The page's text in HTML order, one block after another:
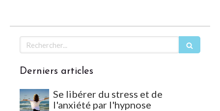
Rechercher
Derniers articles
Se libérer du stress et de
l'anxiété par l'hypnose